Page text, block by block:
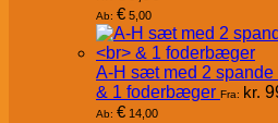
Ab: € 5,00
A-H sæt med 2 spande
& 1 foderbæger Fra: kr.
Ab: € 14,00